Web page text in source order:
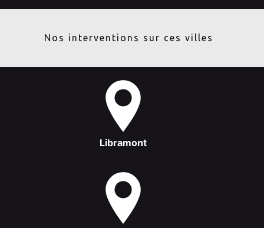
Nos interventions sur ces villes
Libramont